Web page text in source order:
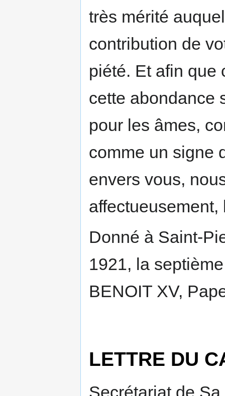
très mérité
contribution de
piété. Et afin que
cette abondance
pour les âmes,
comme un signe
envers vous,
Donné à Saint-
1921, la
BENOIT XV,
LETTRE DU
Secrétariat de